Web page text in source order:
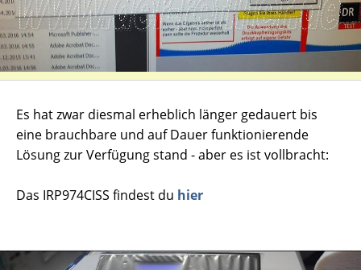
Es hat zwar diesmal erheblich länger gedauert bis
eine brauchbare und auf Dauer funktionierende
Lösung zur Verfügung stand - aber es ist vollbracht:
Das IRP974CISS findest du hier